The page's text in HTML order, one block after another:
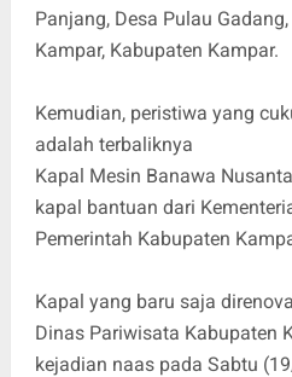
Panjang, Desa Pulau
Kampar, Kabupaten Kampar.
Kemudian, peristiwa yang
adalah terbaliknya
Kapal Mesin Banawa
kapal bantuan dari
Pemerintah Kabupaten
Kapal yang baru saja
Dinas Pariwisata Kabupaten
kejadian naas pada Sabtu